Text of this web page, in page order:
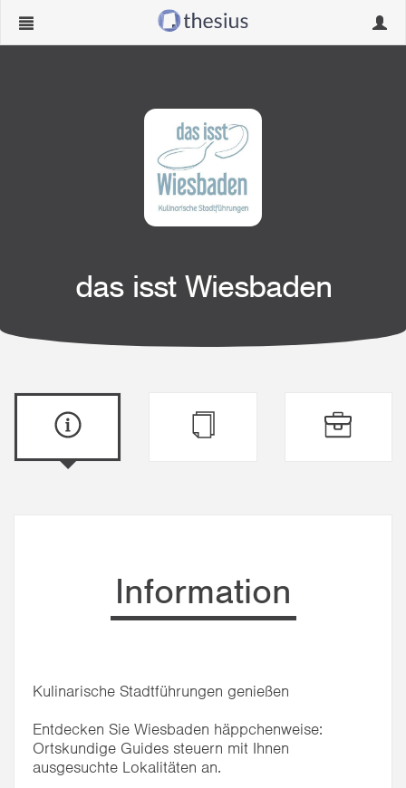
Navigation
das isst Wiesbaden
Information
Kulinarische Stadtführungen genießen
Entdecken Sie Wiesbaden häppchenweise:
Ortskundige Guides steuern mit Ihnen
ausgesuchte Lokalitäten an.